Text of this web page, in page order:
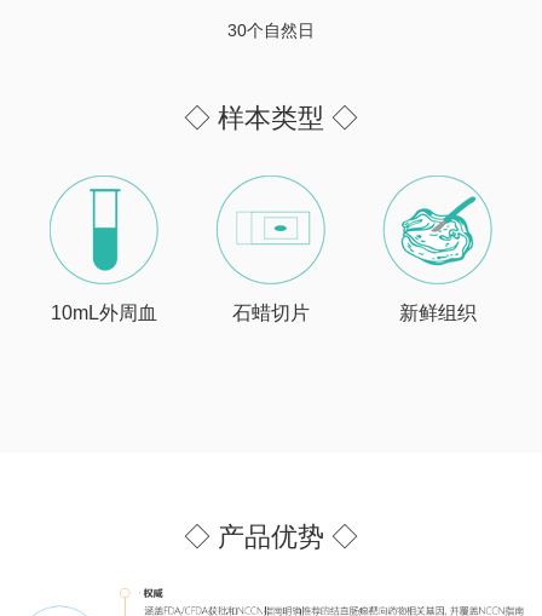
30个自然日
◇ 样本类型 ◇
10mL外周血 石蜡切片 新鲜组织
◇ 产品优势 ◇